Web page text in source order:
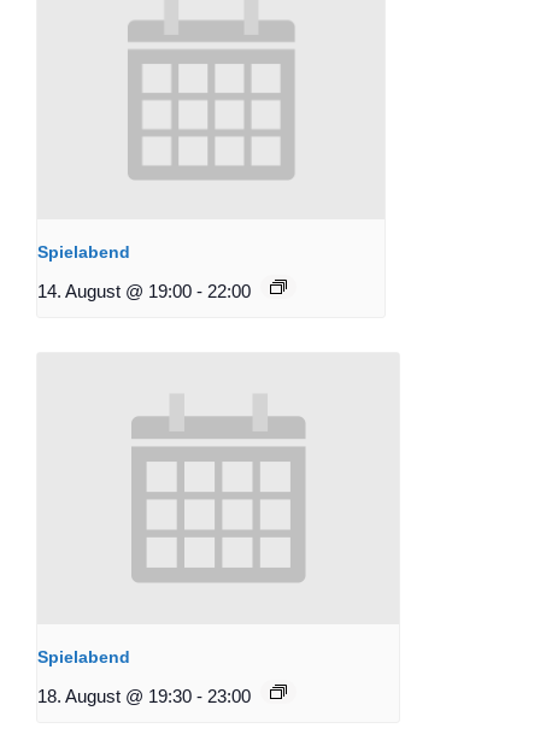
Spielabend
14. August @ 19:00 - 22:00
Spielabend
18. August @ 19:30 - 23:00